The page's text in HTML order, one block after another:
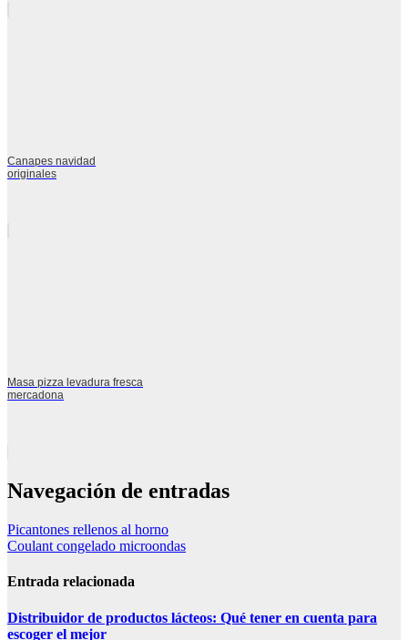
Canapes navidad
originales
Masa pizza levadura fresca
mercadona
Navegación de entradas
Picantones rellenos al horno
Coulant congelado microondas
Entrada relacionada
Distribuidor de productos lácteos: Qué tener en cuenta para
escoger el mejor